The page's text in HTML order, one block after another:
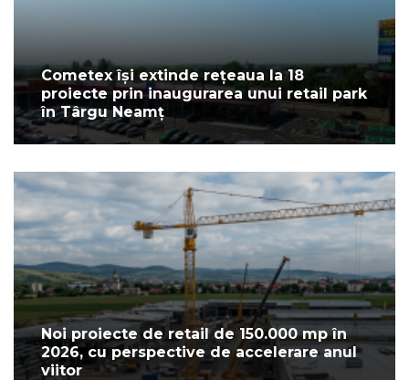
Cometex își extinde rețeaua la 18
proiecte prin inaugurarea unui retail park
în Târgu Neamț
Noi proiecte de retail de 150.000 mp în
2026, cu perspective de accelerare anul
viitor